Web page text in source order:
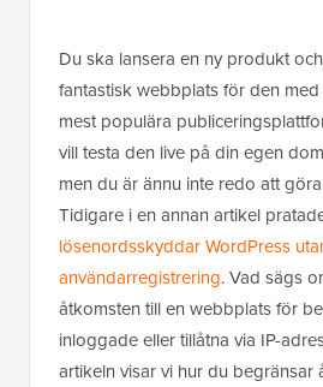
Du ska lansera en ny produkt
fantastisk webbplats för den
mest populära
vill testa den live på din egen
men du är ännu inte redo att
Tidigare i en annan artikel
lösenordsskyddar WordPress
användarregistrering. Vad sägs
åtkomsten till en webbplats för
inloggade eller tillåtna via IP-
artikeln visar vi hur du begränsar